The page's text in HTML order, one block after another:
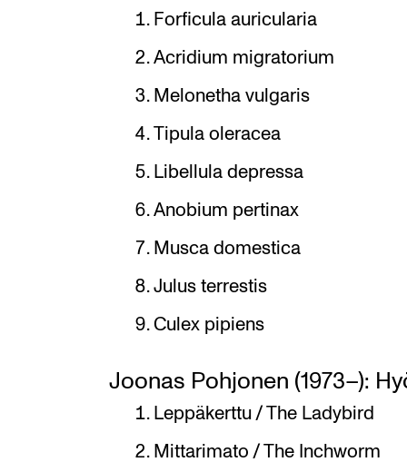
Forficula auricularia
Acridium migratorium
Melonetha vulgaris
Tipula oleracea
Libellula depressa
Anobium pertinax
Musca domestica
Julus terrestis
Culex pipiens
Joonas Pohjonen (1973–):
Leppäkerttu / The Ladybird
Mittarimato / The Inchworm